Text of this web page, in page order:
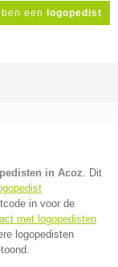
ben een logopedist
in Acoz. Dit
in voor de
met logopedisten
logopedisten